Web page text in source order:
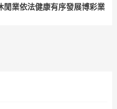
閒業依法健康有序發展博彩業